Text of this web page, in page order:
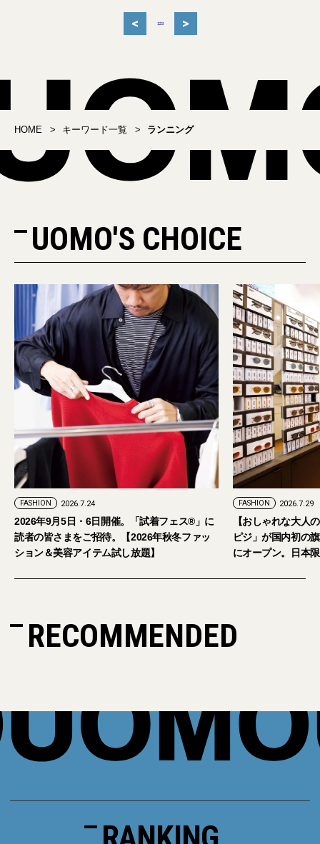
< 123 >
HOME キーワード一覧 ランニング
UOMO'S CHOICE
試着フェス®︎」に
年秋冬ファッ
題】
【おしゃれな大人のアイウェア】パリ発「イジ
ピジ」が国内初の旗艦店をキャットストリート
にオープン。日本限定サングラスも登場
RECOMMENDED